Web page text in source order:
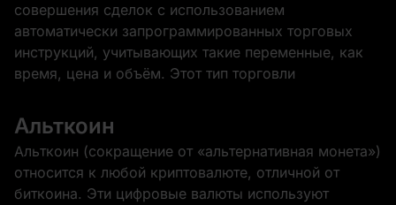
совершения сделок с использованием
автоматически запрограммированных торговых
инструкций, учитывающих такие переменные, как
время, цена и объём. Этот тип торговли
Альткоин
Альткоин (сокращение от «альтернативная монета»)
относится к любой криптовалюте, отличной от
биткоина. Эти цифровые валюты используют